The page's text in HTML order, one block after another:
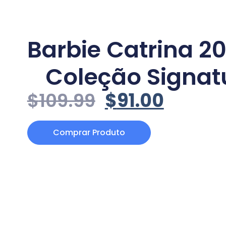
Barbie Catrina
Coleção
$109.99 $91.00
Comprar Produto